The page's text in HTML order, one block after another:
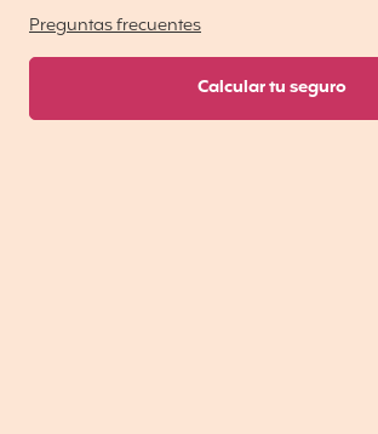
Preguntas frecuentes
Calcular tu seguro